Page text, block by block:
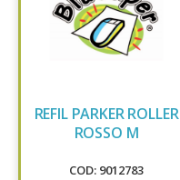
REFIL PARKER ROLLER
ROSSO M
COD: 9012783